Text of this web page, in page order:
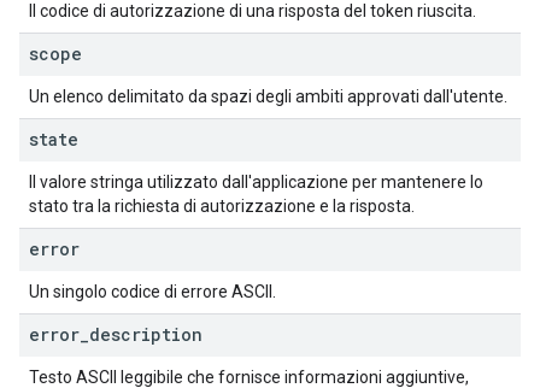
Il codice di autorizzazione di una risposta del token riuscita.
scope
Un elenco delimitato da spazi degli ambiti approvati dall'utente.
state
Il valore stringa utilizzato dall'applicazione per mantenere lo
stato tra la richiesta di autorizzazione e la risposta.
error
Un singolo codice di errore ASCII.
error description
Testo ASCII leggibile che fornisce informazioni aggiuntive,